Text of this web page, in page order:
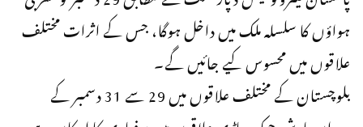
ہواؤں کا سلسلہ ملک میں داخل ہوگا، جس کے اثرات مختلف
علاقوں میں محسوس کیے جائیں گے۔
بلوچستان کے مختلف علاقوں میں 29 سے 31 دسمبر کے